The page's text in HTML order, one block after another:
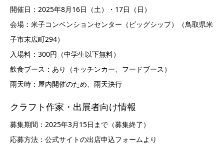
開催日：2025年8月16日（土）・17日（日）
会場：米子コンベンションセンター（ビッグシップ）（鳥取県米
子市末広町294）
入場料：300円（中学生以下無料）
飲食ブース：あり（キッチンカー、フードブース）
雨天時：屋内開催のため、雨天決行
クラフト作家・出展者向け情報
募集期間：2025年3月15日まで（募集終了）
応募方法：公式サイトの出店申込フォームより